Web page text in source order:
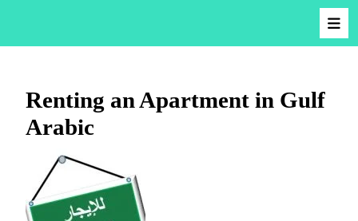
Renting an Apartment in Gulf
Arabic